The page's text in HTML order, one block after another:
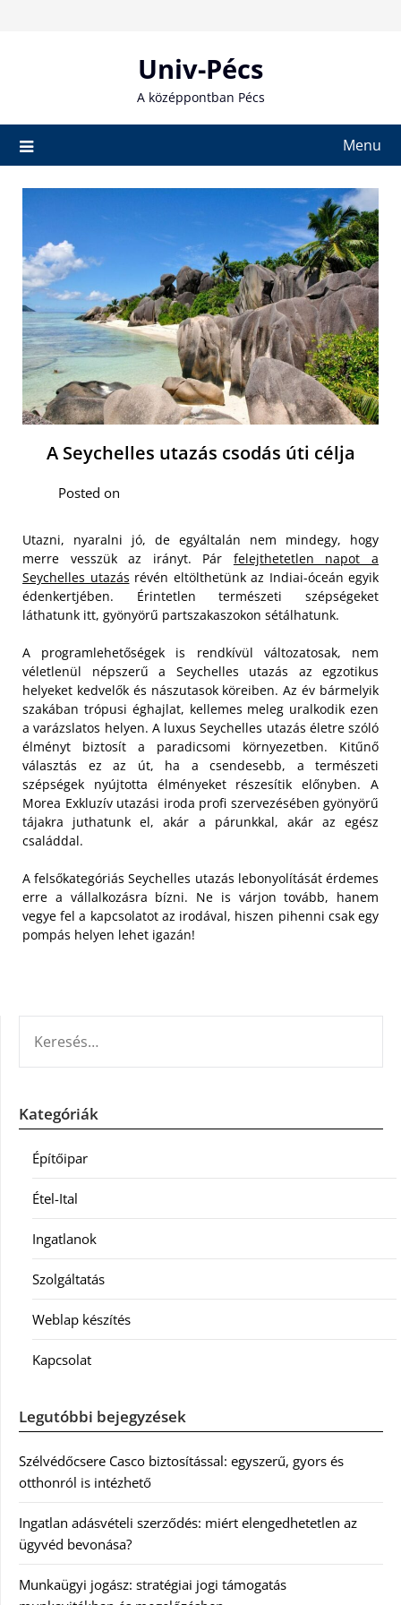
Univ-Pécs
A középpontban Pécs
Menu
A Seychelles utazás csodás úti célja
Posted on
Utazni, nyaralni jó, de egyáltalán nem mindegy, hogy
merre vesszük az irányt. Pár felejthetetlen napot a
Seychelles utazás révén eltölthetünk az Indiai-óceán egyik
édenkertjében. Érintetlen természeti szépségeket
láthatunk itt, gyönyörű partszakaszokon sétálhatunk.
A programlehetőségek is rendkívül változatosak, nem
véletlenül népszerű a Seychelles utazás az egzotikus
helyeket kedvelők és nászutasok köreiben. Az év bármelyik
szakában trópusi éghajlat, kellemes meleg uralkodik ezen
a varázslatos helyen. A luxus Seychelles utazás életre szóló
élményt biztosít a paradicsomi környezetben. Kitűnő
választás ez az út, ha a csendesebb, a természeti
szépségek nyújtotta élményeket részesítik előnyben. A
Morea Exkluzív utazási iroda profi szervezésében gyönyörű
tájakra juthatunk el, akár a párunkkal, akár az egész
családdal.
A felsőkategóriás Seychelles utazás lebonyolítását érdemes
erre a vállalkozásra bízni. Ne is várjon tovább, hanem
vegye fel a kapcsolatot az irodával, hiszen pihenni csak egy
pompás helyen lehet igazán!
Kategóriák
Építőipar
Étel-Ital
Ingatlanok
Szolgáltatás
Weblap készítés
Kapcsolat
Legutóbbi bejegyzések
Szélvédőcsere Casco biztosítással: egyszerű, gyors és
otthonról is intézhető
Ingatlan adásvételi szerződés: miért elengedhetetlen az
ügyvéd bevonása?
Munkaügyi jogász: stratégiai jogi támogatás